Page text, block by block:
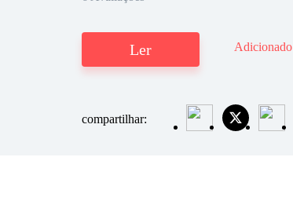
Ler Adicionado
compartilhar: